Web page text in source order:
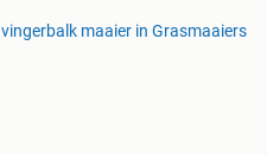
vingerbalk maaier in Grasmaaiers